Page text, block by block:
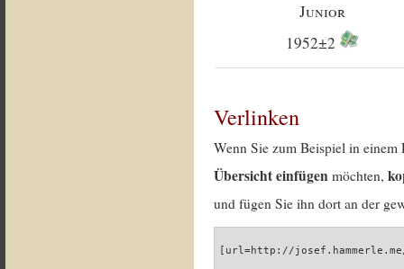
Junior
1952±2
Verlinken
Wenn Sie zum Beispiel in
Übersicht einfügen möchten,
und fügen Sie ihn dort an der
[url=http://